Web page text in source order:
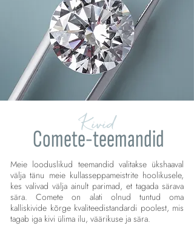
Kivid
Comete-teemandid
Meie looduslikud teemandid valitakse ükshaaval
välja tänu meie kullasseppameistrite hoolikusele,
kes valivad välja ainult parimad, et tagada särava
sära. Comete on alati olnud tuntud oma
kalliskivide kõrge kvaliteedistandardi poolest, mis
tagab iga kivi ülima ilu, väärikuse ja sära.